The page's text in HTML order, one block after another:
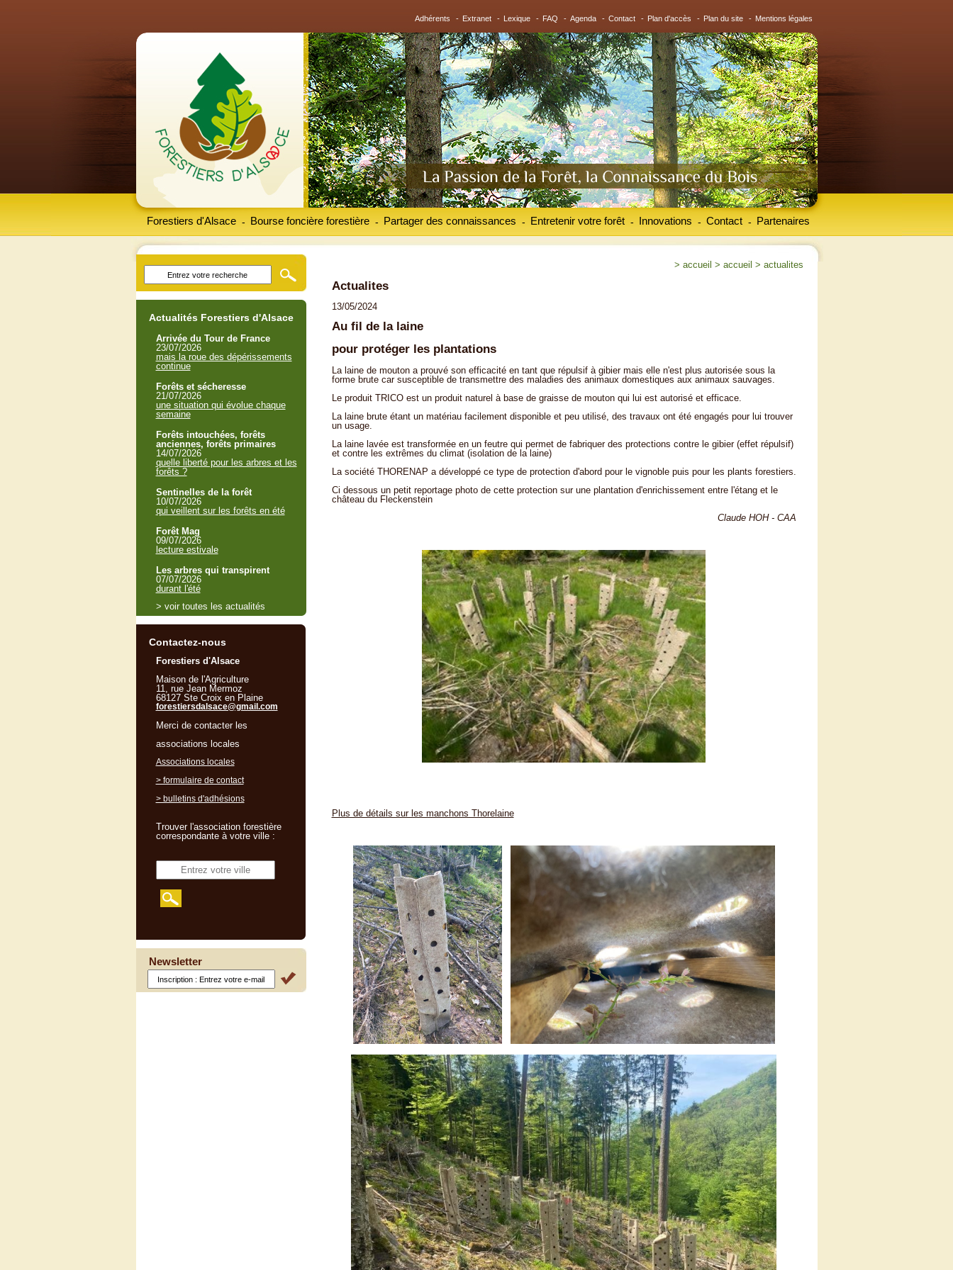
Adhérents - Extranet - Lexique - FAQ - Agenda - Contact - Plan d'accès - Plan du site - Mentions légales
Forestiers d'Alsace Bourse foncière forestière
- Partager des connaissances
- Entretenir votre forêt
- Innovations
- Contact
- Partenaires
-
> accueil > accueil > actualites
Actualites
13/05/2024
Au fil de la laine
pour protéger les plantations
La laine de mouton a prouvé son efficacité en tant que répulsif à gibier mais elle n'est plus autorisée sous la
forme brute car susceptible de transmettre des maladies des animaux domestiques aux animaux sauvages.
Le produit TRICO est un produit naturel à base de graisse de mouton qui lui est autorisé et efficace.
La laine brute étant un matériau facilement disponible et peu utilisé, des travaux ont été engagés pour lui trouver
un usage.
La laine lavée est transformée en un feutre qui permet de fabriquer des protections contre le gibier (effet répulsif)
et contre les extrêmes du climat (isolation de la laine)
La société THORENAP a développé ce type de protection d'abord pour le vignoble puis pour les plants forestiers.
Ci dessous un petit reportage photo de cette protection sur une plantation d'enrichissement entre l'étang et le
château du Fleckenstein
Claude HOH - CAA
Plus de détails sur les manchons Thorelaine
Actualités Forestiers d'Alsace
Arrivée du Tour de France
23/07/2026
mais la roue des dépérissements
continue
Forêts et sécheresse
21/07/2026
une situation qui évolue chaque
semaine
Forêts intouchées, forêts
anciennes, forêts primaires
14/07/2026
quelle liberté pour les arbres et les
forêts ?
Sentinelles de la forêt
10/07/2026
qui veillent sur les forêts en été
Forêt Mag
09/07/2026
lecture estivale
Les arbres qui transpirent
07/07/2026
durant l'été
> voir toutes les actualités
Contactez-nous
Forestiers d'Alsace
Maison de l'Agriculture
11, rue Jean Mermoz
68127 Ste Croix en Plaine
forestiersdalsace@gmail.com
Merci de contacter les
associations locales
Associations locales
> formulaire de contact
> bulletins d'adhésions
Trouver l'association forestière
correspondante à votre ville :
Newsletter